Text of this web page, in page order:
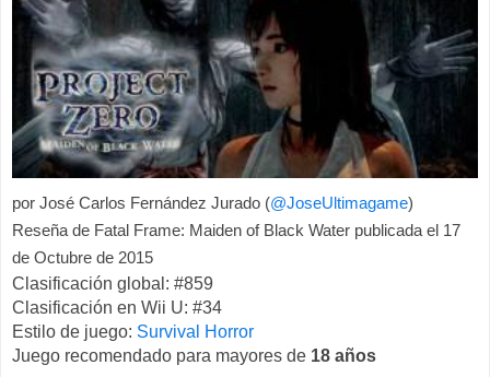
por José Carlos Fernández Jurado (@JoseUltimagame)
Reseña de Fatal Frame: Maiden of Black Water publicada el 17
de Octubre de 2015
Clasificación global: #859
Clasificación en Wii U: #34
Estilo de juego: Survival Horror
Juego recomendado para mayores de 18 años